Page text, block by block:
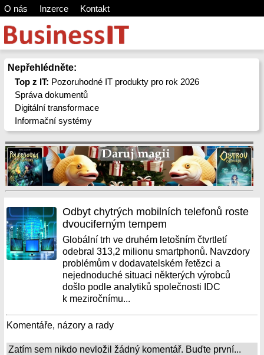
O nás Inzerce Kontakt
Nepřehlédněte:
Top z IT: Pozoruhodné IT produkty pro rok 2026
Správa dokumentů
Digitální transformace
Informační systémy
Odbyt chytrých mobilních telefonů roste
dvouciferným tempem
Globální trh ve druhém letošním čtvrtletí
odebral 313,2 milionu smartphonů. Navzdory
problémům v dodavatelském řetězci a
nejednoduché situaci některých výrobců
došlo podle analytiků společnosti IDC
k meziročnímu...
Komentáře, názory a rady
Zatím sem nikdo nevložil žádný komentář. Buďte první...